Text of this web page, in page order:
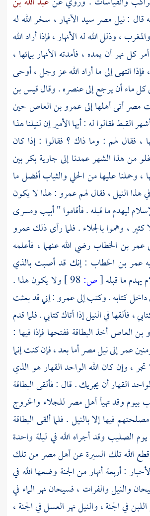
قال : نيلمصرسيد الأنهار ، سخر الله له
، وذلل الله له الأنهار ، فإذا أراد الله
أمر كل نهر أن يمده ، فأمدته الأنهار بمائها ،
فإذا انتهى إلى ما أراد الله عز وجل ، أوحى
كل ماء أن يرجع إلى عنصره . وقالقيس بن
مصرأتى أهلها إلىعمرو بن العاصحين
القبطفقالوا له : أيها الأمير إن لنيلنا هذا
، فقال لهم : وما ذاك ؟ فقالوا : إذا كان
من هذا الشهر عمدنا إلى جارية بكر بين
، وحملنا عليها من الحلي والثياب أفضل ما
هذا النيل ، فقال لهمعمرو: هذا لا يكون
ليهدم ما قبله . فأقاموا " أبيب ومسرى
، وهموا بالجلاء . فلما رأى ذلكعمرو
عمر بن الخطابرضي الله عنهما ، فأعلمه
عمر بن الخطاب : إنك قد أصبت بالذي
ما قبله[ص:
ولا يكون هذا .
داخل كتابه . وكتب إلىعمرو: إني قد بعثت
، فألقها في النيل إذا أتاك كتابي . فلما قدم
بن العاصأخذ البطاقة ففتحها فإذا فيها :
عمرإلى نيلمصرأما بعد ، فإن كنت إنما
، وإن كان الله الواحد القهار هو الذي
القهار أن يجريك . قال : فألقى البطاقة
بيوم وقد تهيأأهلمصرللجلاء والخروج
فيها إلا بالنيل . فلما ألقى البطاقة
الصليب وقد أجراه الله في ليلة واحدة
الله تلك السيرة عنأهلمصرمن تلك
: أربعة أنهار من الجنة وضعها الله في
والنيل والفرات ، فسيحان نهر الماء في
في الجنة ، والنيل نهر العسل في الجنة ،